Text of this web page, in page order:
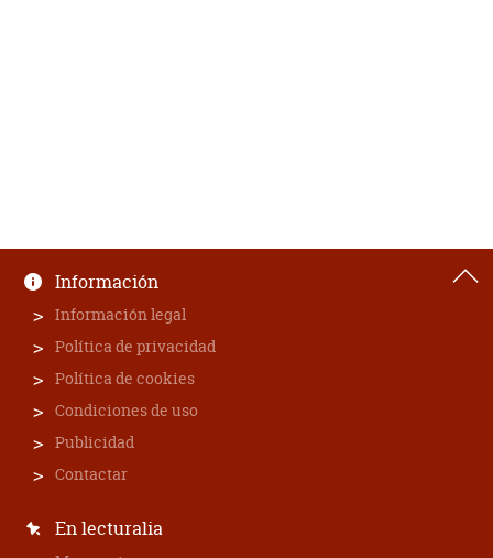
Información
Información legal
Política de privacidad
Política de cookies
Condiciones de uso
Publicidad
Contactar
En lecturalia